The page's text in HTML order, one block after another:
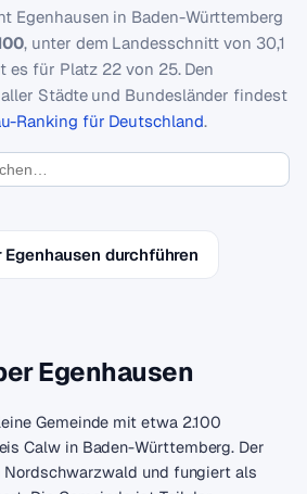
Egenhausen in Baden-Württemberg
, unter dem Landesschnitt von 30,1
es für Platz 22 von 25. Den
Städte und Bundesländer findest
Ranking für Deutschland.
durchführen
Egenhausen
Gemeinde mit etwa 2.100
Calw in Baden-Württemberg. Der
und fungiert als